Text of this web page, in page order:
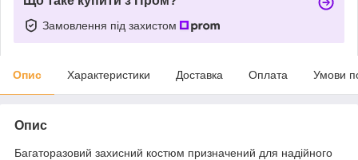
Замовлення під захистом
Опис Характеристики Доставка Оплата Умови
Опис
Багаторазовий захисний костюм призначений для надійного